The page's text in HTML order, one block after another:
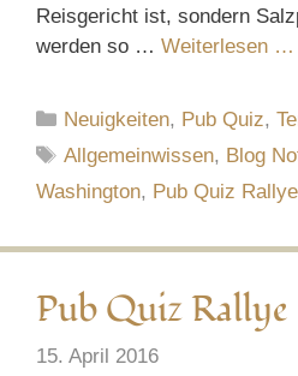
Reisgericht ist, sondern
werden so … Weiterlesen …
Kategorien
Neuigkeiten, Pub Quiz,
Schlagwörter
Allgemeinwissen, Blog
Washington, Pub Quiz Rallye
Pub Quiz Rallye
15. April 2016